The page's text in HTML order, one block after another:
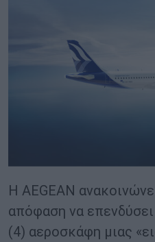
Η AEGEAN
απόφαση να
(4) αεροσκάφη μιας